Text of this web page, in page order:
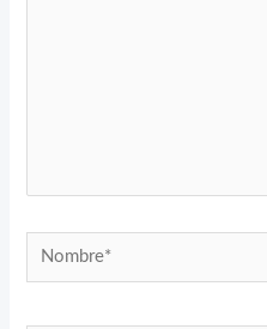
Nombre*